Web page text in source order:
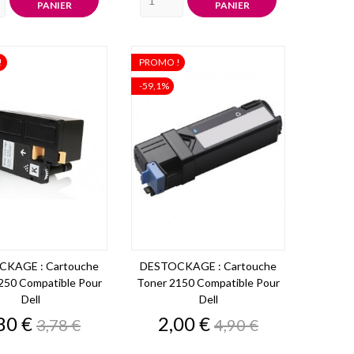
PANIER
PANIER
: Cartouche
Compatible Pour
Dell
€Prix
de
3,78 €
DESTOCKAGE : Cartouche
Toner 2150 Compatible Pour
Dell
Prix
2,00 €Prix
de
4,90 €
PROMO !
-59,1%